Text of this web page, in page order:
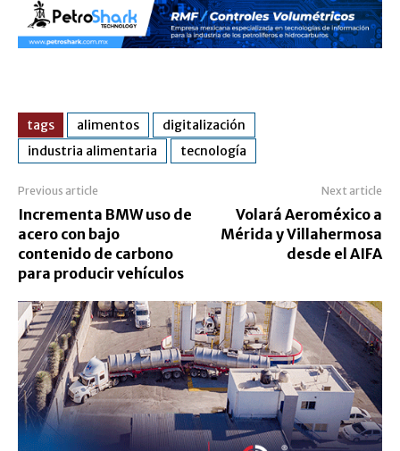
tags alimentos
digitalización
industria alimentaria
tecnología
Previous article
Incrementa BMW uso de
acero con bajo
contenido de carbono
para producir vehículos
Next article
Volará Aeroméxico a
Mérida y Villahermosa
desde el AIFA